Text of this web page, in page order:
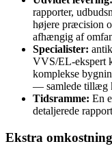
rapporter,
højere præcision
afhængig af
Specialister:
VVS/EL-ekspert
komplekse
— samlede tillæg
Tidsramme: En
detaljerede
Ekstra